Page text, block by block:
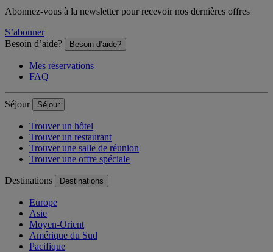
Abonnez-vous à la newsletter pour recevoir nos dernières offres
S’abonner
Besoin d’aide?
Besoin d’aide?
Mes réservations
FAQ
Séjour Séjour
Trouver un hôtel
Trouver un restaurant
Trouver une salle de réunion
Trouver une offre spéciale
Destinations Destinations
Europe
Asie
Moyen-Orient
Amérique du Sud
Pacifique